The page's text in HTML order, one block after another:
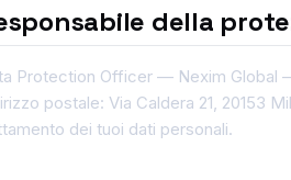
della
Protection Officer — Nexim Global
postale: Via Caldera 21, 20153
dei tuoi dati personali.